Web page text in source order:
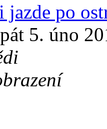
jazde po
5. úno